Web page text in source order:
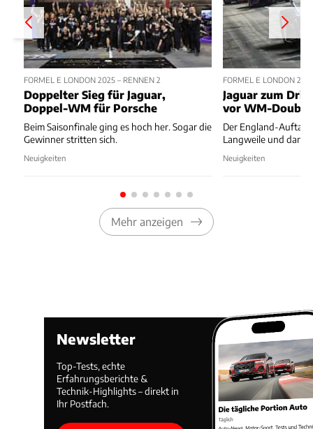
FORMEL E LONDON 2025 – RENNEN 2
Doppelter Sieg für Jaguar,
Doppel-WM für Porsche
Beim Saisonfinale ging es hoch her. Sogar die
Gewinner stritten sich.
Neuigkeiten
FORMEL E LONDON
Jaguar zum
vor WM-Double
Der England-
Langweile und dann
Neuigkeiten
Mehr anzeigen
Newsletter
Top-Tests, echte
Erfahrungsberichte &
Technik-Highlights – direkt in
Ihr Postfach.